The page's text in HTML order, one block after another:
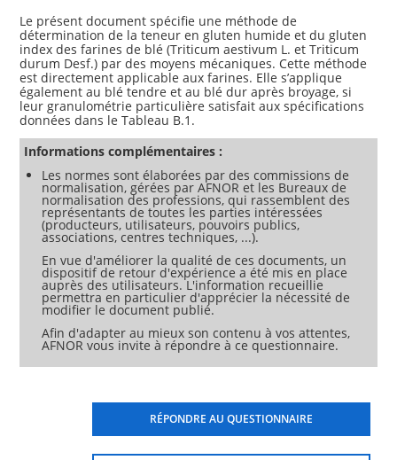
Le présent document spécifie une méthode de
détermination de la teneur en gluten humide et du gluten
index des farines de blé (Triticum aestivum L. et Triticum
durum Desf.) par des moyens mécaniques. Cette méthode
est directement applicable aux farines. Elle s’applique
également au blé tendre et au blé dur après broyage, si
leur granulométrie particulière satisfait aux spécifications
Informations complémentaires :
Les normes sont élaborées par des commissions de
normalisation, gérées par AFNOR et les Bureaux de
normalisation des professions, qui rassemblent des
représentants de toutes les parties intéressées
(producteurs, utilisateurs, pouvoirs publics,
associations, centres techniques, ...).
En vue d'améliorer la qualité de ces documents, un
dispositif de retour d'expérience a été mis en place
auprès des utilisateurs. L'information recueillie
permettra en particulier d'apprécier la nécessité de
modifier le document publié.
Afin d'adapter au mieux son contenu à vos attentes,
AFNOR vous invite à répondre à ce questionnaire.
RÉPONDRE AU QUESTIONNAIRE